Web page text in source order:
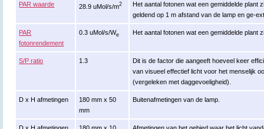
PAR waarde 28.9 uMol/s/m2
Het aantal fotonen wat een gemiddelde plant
geldend op 1 m afstand van de lamp en ge-
PAR
fotonrendement
0.3 uMol/s/We Het aantal fotonen wat een gemiddelde plant
S/P ratio 1.3
Dit is de factor die aangeeft hoeveel keer
van visueel effectief licht voor het menselijk
(vergeleken met daggevoeligheid).
D x H afmetingen
180 mm x 50
mm
Buitenafmetingen van de lamp.